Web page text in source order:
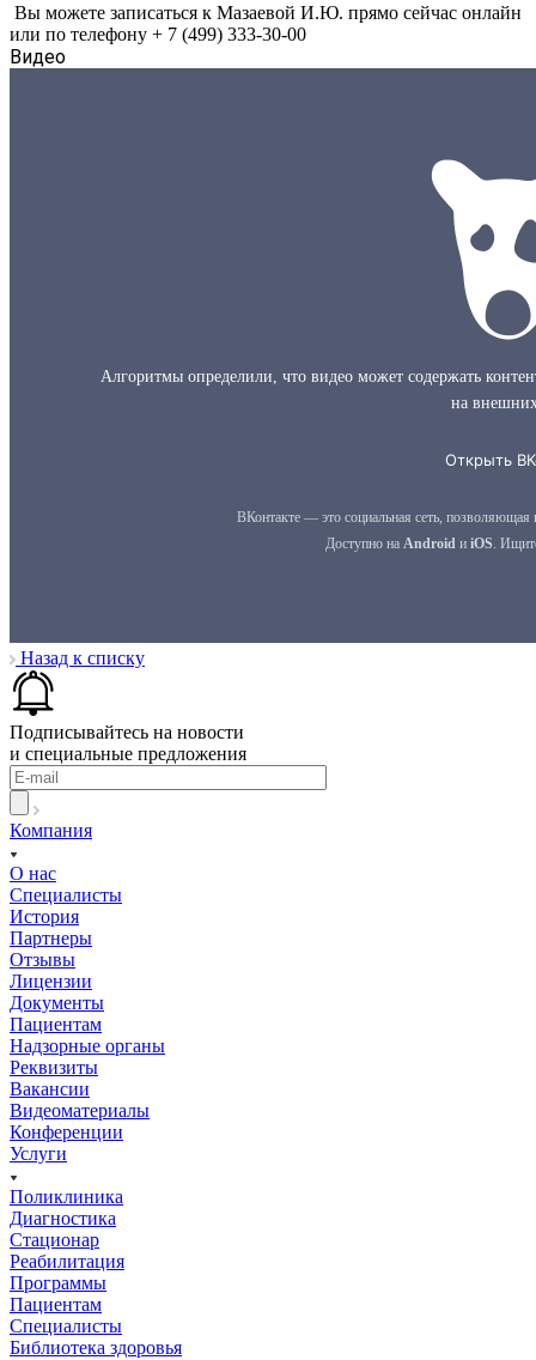
Вы можете записаться к Мазаевой И.Ю. прямо сейчас онлайн
или по телефону + 7 (499) 333-30-00
Видео
Назад к списку
Подписывайтесь на новости
и специальные предложения
Компания
О нас
Специалисты
История
Партнеры
Отзывы
Лицензии
Документы
Пациентам
Надзорные органы
Реквизиты
Вакансии
Видеоматериалы
Конференции
Услуги
Поликлиника
Диагностика
Стационар
Реабилитация
Программы
Пациентам
Специалисты
Библиотека здоровья